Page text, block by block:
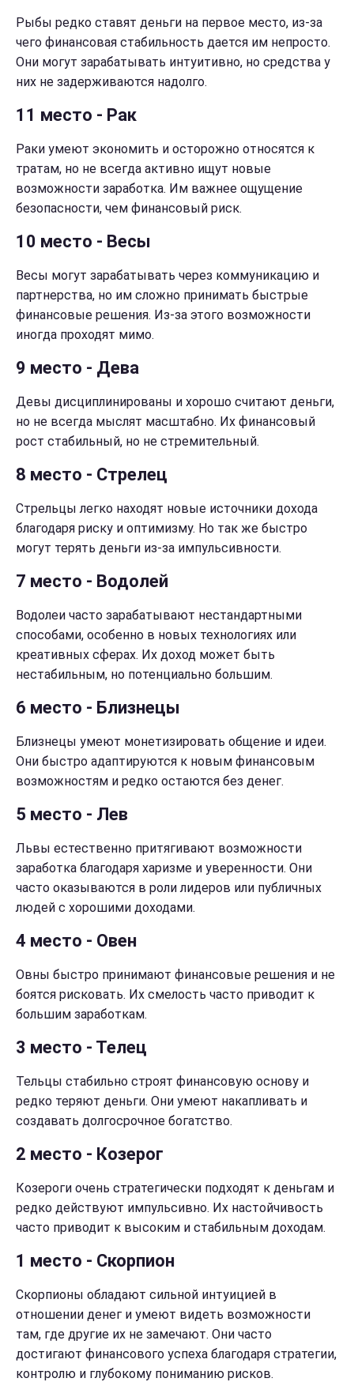
Рыбы редко ставят деньги на первое место, из-за
чего финансовая стабильность дается им непросто.
Они могут зарабатывать интуитивно, но средства у
них не задерживаются надолго.
11 место - Рак
Раки умеют экономить и осторожно относятся к
тратам, но не всегда активно ищут новые
возможности заработка. Им важнее ощущение
безопасности, чем финансовый риск.
10 место - Весы
Весы могут зарабатывать через коммуникацию и
партнерства, но им сложно принимать быстрые
финансовые решения. Из-за этого возможности
иногда проходят мимо.
9 место - Дева
Девы дисциплинированы и хорошо считают деньги,
но не всегда мыслят масштабно. Их финансовый
рост стабильный, но не стремительный.
8 место - Стрелец
Стрельцы легко находят новые источники дохода
благодаря риску и оптимизму. Но так же быстро
могут терять деньги из-за импульсивности.
7 место - Водолей
Водолеи часто зарабатывают нестандартными
способами, особенно в новых технологиях или
креативных сферах. Их доход может быть
нестабильным, но потенциально большим.
6 место - Близнецы
Близнецы умеют монетизировать общение и идеи.
Они быстро адаптируются к новым финансовым
возможностям и редко остаются без денег.
5 место - Лев
Львы естественно притягивают возможности
заработка благодаря харизме и уверенности. Они
часто оказываются в роли лидеров или публичных
людей с хорошими доходами.
4 место - Овен
Овны быстро принимают финансовые решения и не
боятся рисковать. Их смелость часто приводит к
большим заработкам.
3 место - Телец
Тельцы стабильно строят финансовую основу и
редко теряют деньги. Они умеют накапливать и
создавать долгосрочное богатство.
2 место - Козерог
Козероги очень стратегически подходят к деньгам и
редко действуют импульсивно. Их настойчивость
часто приводит к высоким и стабильным доходам.
1 место - Скорпион
Скорпионы обладают сильной интуицией в
отношении денег и умеют видеть возможности
там, где другие их не замечают. Они часто
достигают финансового успеха благодаря стратегии,
контролю и глубокому пониманию рисков.